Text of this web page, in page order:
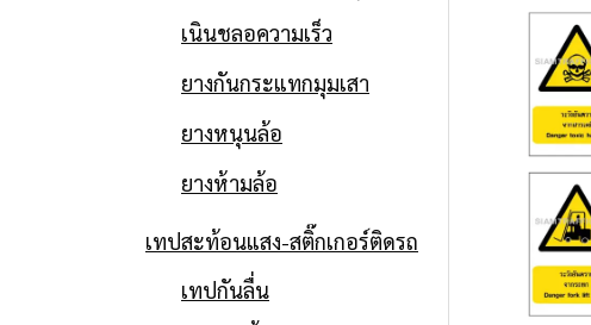
เนินชลอความเร็ว
ยางกันกระแทกมุมเสา
ยางหนุนล้อ
ยางห้ามล้อ
เทปสะท้อนแสง-สติ๊กเกอร์ติดรถ
เทปกันลื่น